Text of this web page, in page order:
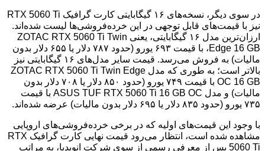
در سوی دیگر، نسخه‌های ۱۶ گیگابایتی کارت گرافیک RTX 5060 Ti
نیز با قیمت‌های قابل توجهی در این خرده‌فروشی‌ها لیست شده‌اند.
ارزان‌ترین مدل ۱۶ گیگابایتی، یعنی ZOTAC RTX 5060 Ti Twin
Edge 16 GB، با قیمت ۶۹۳ یورو (حدود ۷۸۷ دلار یا ۶۵۵ دلار بدون
مالیات) به فروش می‌رسد. قیمت سایر مدل‌های ۱۶ گیگابایتی نیز
بالاتر است؛ به طوری که مدل ZOTAC RTX 5060 Ti Twin Edge
OC 16 GB با قیمت ۷۴۹ یورو (حدود ۸۵۰ دلار یا ۷۰۸ دلار بدون
مالیات) و مدل ASUS TUF RTX 5060 Ti 16 GB OC با قیمت
۷۳۵ یورو (حدود ۸۳۵ دلار یا ۶۹۵ دلار بدون مالیات) عرضه شده‌اند.
با وجود این قیمت‌های اولیه که در برخی خرده‌فروشی‌های اروپایی
مشاهده شده است، انتظار می‌رود قیمت نهایی کارت گرافیک RTX
5060 Ti پس از معرفی رسمی از سوی شرکت انویدیا، به مراتب